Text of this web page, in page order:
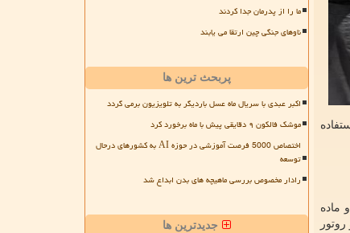
ماده
ما را از پدرمان جدا کردند
ناوهای جنگی چین ارتقا می یابند
پربحث ترین ها
اکبر عبدی با سریال ماه عسل باردیگر به تلویزیون برمی گردد
موشک فالکون ۹ دقایقی پیش با ماه برخورد کرد
اختصاص 5000 فرصت آموزشی در حوزه AI به کشورهای درحال
توسعه
رادار مخصوص بررسی ماهیچه های بدن ابداع شد
جدیدترین ها